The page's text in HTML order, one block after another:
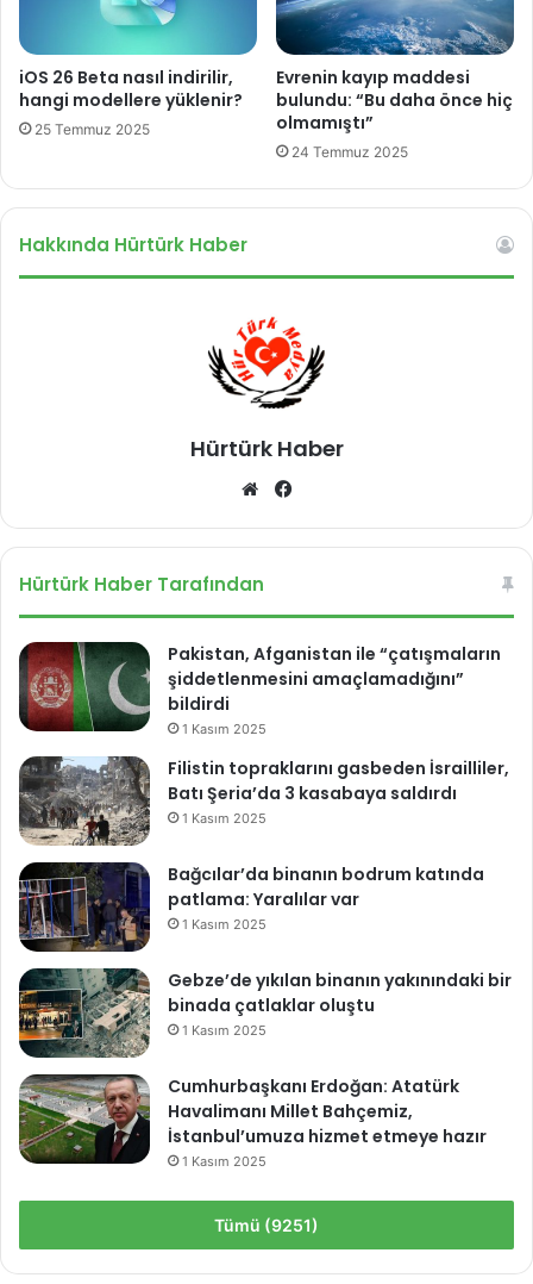
p
a
y
t
e
f
o
n
iOS 26 Beta nasıl indirilir,
hangi modellere yüklenir?
25 Temmuz 2025
Evrenin kayıp maddesi
bulundu: “Bu daha önce hiç
olmamıştı”
24 Temmuz 2025
Hakkında Hürtürk Haber
Hürtürk Haber
We
sit bo
Hürtürk Haber Tarafından
Pakistan, Afganistan ile “çatışmaların
şiddetlenmesini amaçlamadığını”
bildirdi
1 Kasım 2025
Filistin topraklarını gasbeden İsrailliler,
Batı Şeria’da 3 kasabaya saldırdı
1 Kasım 2025
Bağcılar’da binanın bodrum katında
patlama: Yaralılar var
1 Kasım 2025
Gebze’de yıkılan binanın yakınındaki bir
binada çatlaklar oluştu
1 Kasım 2025
Cumhurbaşkanı Erdoğan: Atatürk
Havalimanı Millet Bahçemiz,
İstanbul’umuza hizmet etmeye hazır
1 Kasım 2025
Tümü (9251)